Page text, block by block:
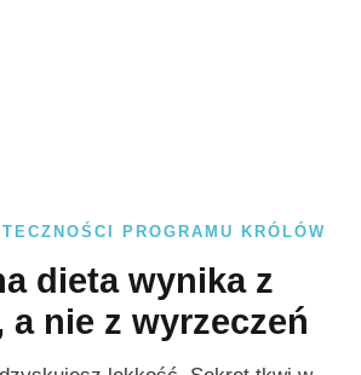
PROGRAMU KRÓLÓW
dieta wynika z
a nie z wyrzeczeń